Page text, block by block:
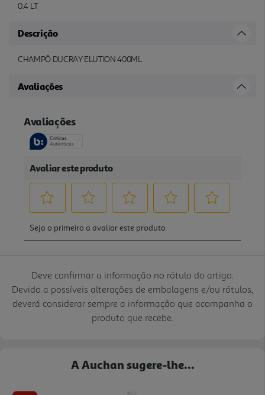
0.4 LT
Descrição
CHAMPÔ DUCRAY ELUTION 400ML
Avaliações
Deve confirmar a informação no rótulo do artigo.
Devido a possíveis alterações de embalagens e/ou rótulos,
deverá considerar sempre a informação que acompanha o
produto que recebe.
A Auchan sugere-lhe...